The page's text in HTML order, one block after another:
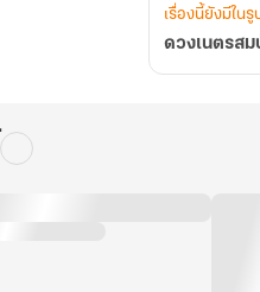
เรื่องนี้ยังมีใน
ดวงเนตรสม